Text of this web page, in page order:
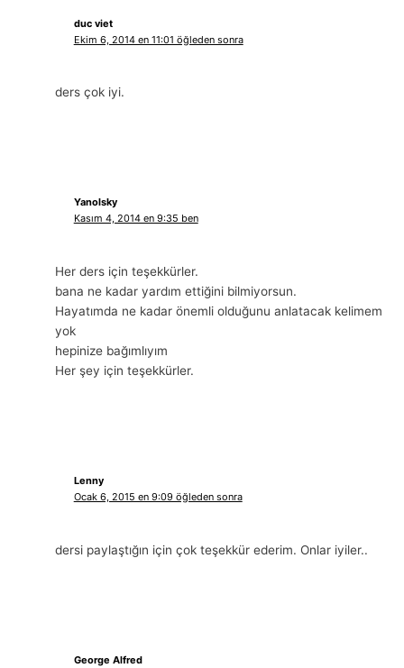
duc viet
Ekim 6, 2014 en 11:01 öğleden sonra
ders çok iyi.
Yanolsky
Kasım 4, 2014 en 9:35 ben
Her ders için teşekkürler.
bana ne kadar yardım ettiğini bilmiyorsun.
Hayatımda ne kadar önemli olduğunu anlatacak kelimem
yok
hepinize bağımlıyım
Her şey için teşekkürler.
Lenny
Ocak 6, 2015 en 9:09 öğleden sonra
dersi paylaştığın için çok teşekkür ederim. Onlar iyiler..
George Alfred